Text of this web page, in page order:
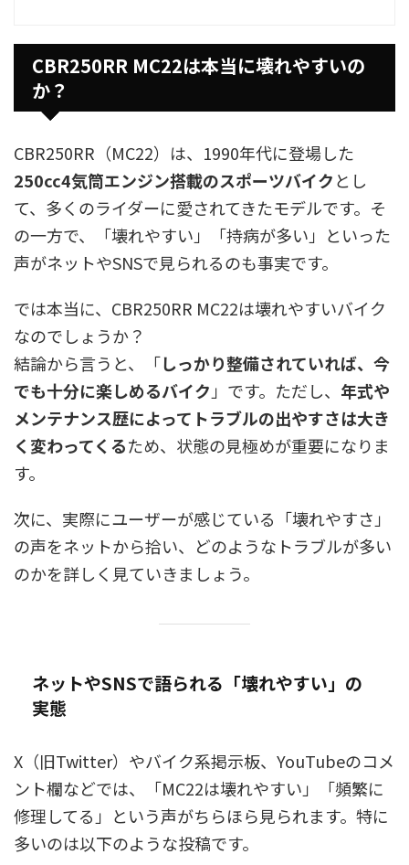
CBR250RR MC22は本当に壊れやすいの
か？
CBR250RR（MC22）は、1990年代に登場した
250cc4気筒エンジン搭載のスポーツバイクとし
て、多くのライダーに愛されてきたモデルです。そ
の一方で、「壊れやすい」「持病が多い」といった
声がネットやSNSで見られるのも事実です。
では本当に、CBR250RR MC22は壊れやすいバイク
なのでしょうか？
結論から言うと、「しっかり整備されていれば、今
でも十分に楽しめるバイク 」です。ただし、 年式や
メンテナンス歴によってトラブルの出やすさは大き
く変わってくるため、状態の見極めが重要になりま
す。
次に、実際にユーザーが感じている「壊れやすさ」
の声をネットから拾い、どのようなトラブルが多い
のかを詳しく見ていきましょう。
ネットやSNSで語られる「壊れやすい」の
実態
X（旧Twitter）やバイク系掲示板、YouTubeのコメ
ント欄などでは、「MC22は壊れやすい」「頻繁に
修理してる」という声がちらほら見られます。特に
多いのは以下のような投稿です。